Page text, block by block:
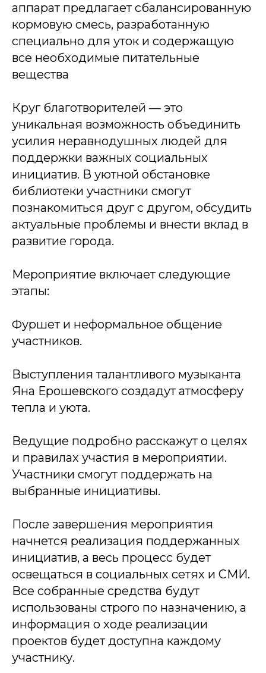
аппарат предлагает сбалансированную
кормовую смесь, разработанную
специально для уток и содержащую
все необходимые питательные
вещества
Круг благотворителей — это
уникальная возможность объединить
усилия неравнодушных людей для
поддержки важных социальных
инициатив. В уютной обстановке
библиотеки участники смогут
познакомиться друг с другом, обсудить
актуальные проблемы и внести вклад в
развитие города.
Мероприятие включает следующие
этапы:
Фуршет и неформальное общение
участников.
Выступления талантливого музыканта
Яна Ерошевского создадут атмосферу
тепла и уюта.
Ведущие подробно расскажут о целях
и правилах участия в мероприятии.
Участники смогут поддержать на
выбранные инициативы.
После завершения мероприятия
начнется реализация поддержанных
инициатив, а весь процесс будет
освещаться в социальных сетях и СМИ.
Все собранные средства будут
использованы строго по назначению, а
информация о ходе реализации
проектов будет доступна каждому
участнику.